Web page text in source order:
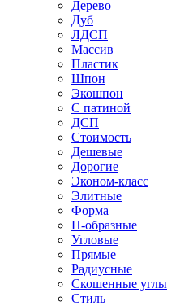
Дерево
Дуб
ЛДСП
Массив
Пластик
Шпон
Экошпон
С патиной
ДСП
Стоимость
Дешевые
Дорогие
Эконом-класс
Элитные
Форма
П-образные
Угловые
Прямые
Радиусные
Скошенные углы
Стиль